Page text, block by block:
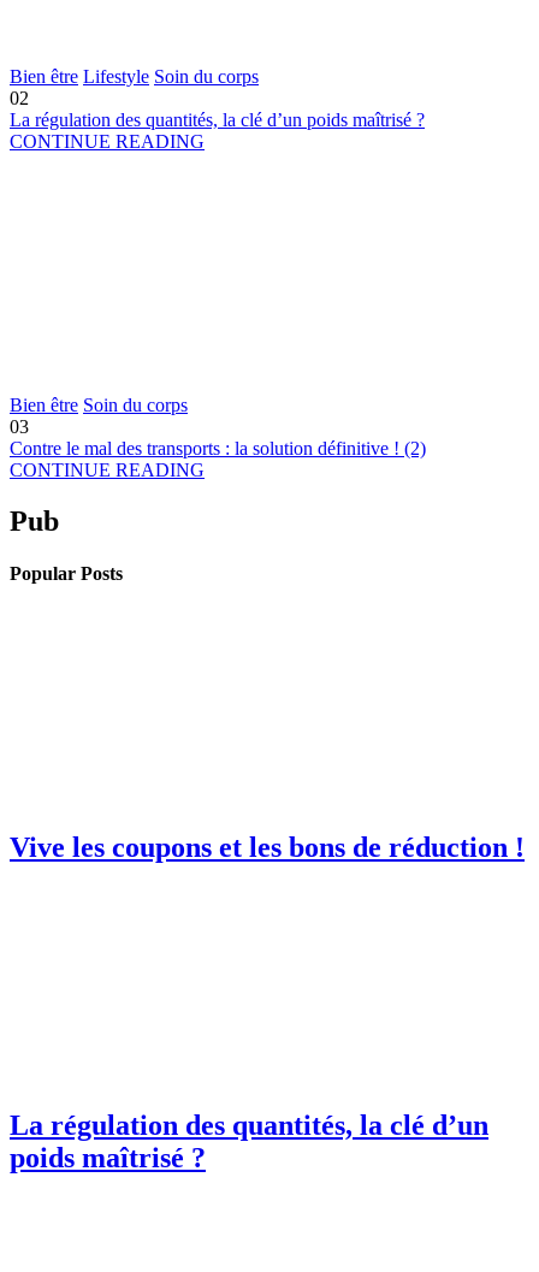
Bien être Lifestyle Soin du corps
02
La régulation des quantités, la clé d’un poids maîtrisé ?
CONTINUE READING
Bien être Soin du corps
03
Contre le mal des transports : la solution définitive ! (2)
CONTINUE READING
Pub
Popular Posts
Vive les coupons et les bons de réduction !
La régulation des quantités, la clé d’un
poids maîtrisé ?